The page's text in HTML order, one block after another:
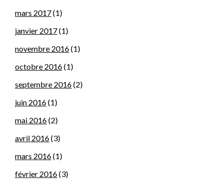
mars 2017(1)
janvier 2017(1)
novembre 2016(1)
octobre 2016(1)
septembre 2016(2)
juin 2016(1)
mai 2016(2)
avril 2016(3)
mars 2016(1)
février 2016(3)